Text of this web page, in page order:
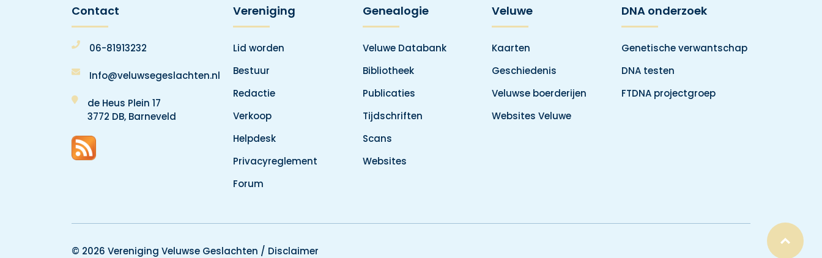
Contact
06-81913232
Info@veluwsegeslachten.nl
de Heus Plein 17
3772 DB, Barneveld
Vereniging
Lid worden
Bestuur
Redactie
Verkoop
Helpdesk
Privacyreglement
Forum
Genealogie
Veluwe Databank
Bibliotheek
Publicaties
Tijdschriften
Scans
Websites
Veluwe
Kaarten
Geschiedenis
Veluwse boerderijen
Websites Veluwe
DNA onderzoek
Genetische verwantschap
DNA testen
FTDNA projectgroep
© 2026 Vereniging Veluwse Geslachten / Disclaimer